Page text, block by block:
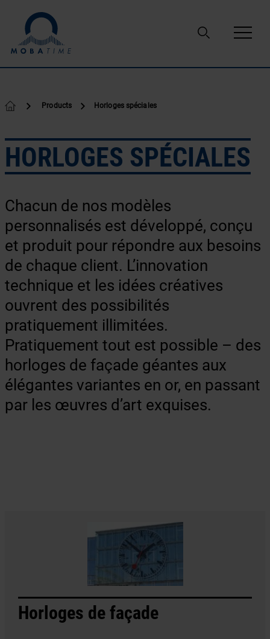
Products Horloges spéciales
HORLOGES SPÉCIALES
Chacun de nos modèles
personnalisés est développé, conçu
et produit pour répondre aux besoins
de chaque client. L’innovation
technique et les idées créatives
ouvrent des possibilités
pratiquement illimitées.
Pratiquement tout est possible – des
horloges de façade géantes aux
élégantes variantes en or, en passant
par les œuvres d’art exquises.
Horloges de façade